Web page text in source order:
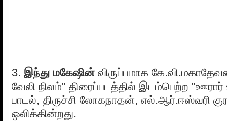
3. இந்து மகேஷின்விருப்பமாக
வேலி நிலம்" திரைப்படத்தில் இடம்பெற்ற
பாடல், திருச்சி லோகநாதன், எல்.ஆர்.ஈஸ்வரி
ஒலிக்கின்றது.